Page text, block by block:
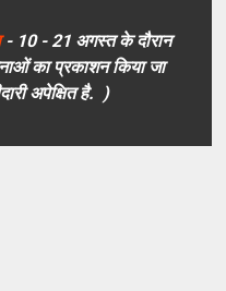
- 10 - 21 अगस्त के दौरान
का प्रकाशन किया जा
अपेक्षित है. )